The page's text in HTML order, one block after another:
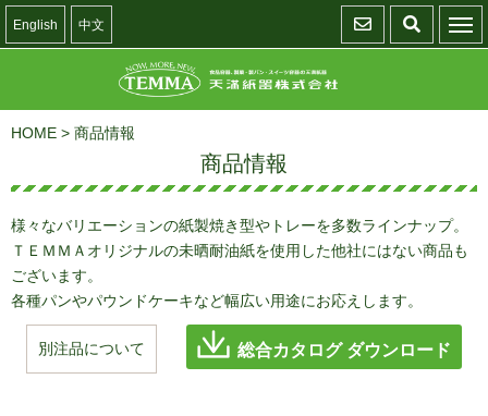
English 中文
HOME > 商品情報
商品情報
様々なバリエーションの紙製焼き型やトレーを多数ラインナップ。
ＴＥＭＭＡオリジナルの未晒耐油紙を使用した他社にはない商品も
ございます。
各種パンやパウンドケーキなど幅広い用途にお応えします。
別注品について 総合カタログ ダウンロード